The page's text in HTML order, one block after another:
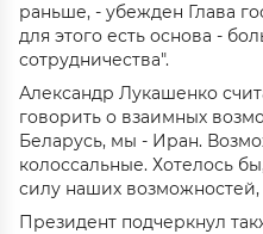
раньше, - убежден Глава
для этого есть основа -
сотрудничества".
Александр Лукашенко
говорить о взаимных
Беларусь, мы - Иран.
колоссальные. Хотелось
силу наших возможностей,
Президент подчеркнул